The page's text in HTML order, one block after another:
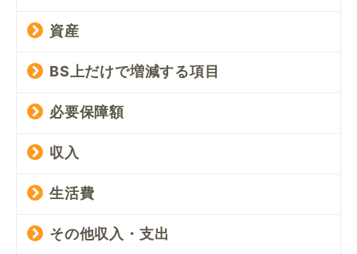
資産
BS上だけで増減する項目
必要保障額
収入
生活費
その他収入・支出